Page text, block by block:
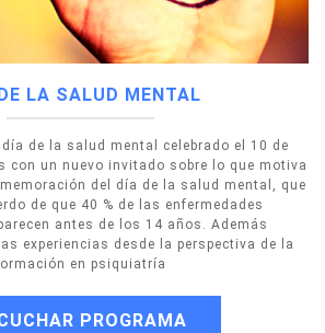
LA SALUD MENTAL
de la salud mental celebrado el 10 de
con un nuevo invitado sobre lo que motiva
del día de la salud mental, que
de que 40 % de las enfermedades
antes de los 14 años. Además
experiencias desde la perspectiva de la
en psiquiatría
PROGRAMA